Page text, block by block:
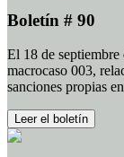
Boletín # 90
El 18 de
macrocaso 003,
sanciones propias
Leer el boletín